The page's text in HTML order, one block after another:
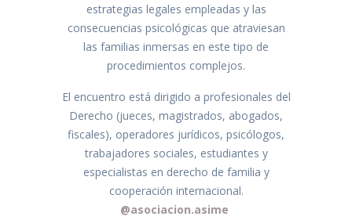
estrategias legales empleadas y las
consecuencias psicológicas que atraviesan
las familias inmersas en este tipo de
procedimientos complejos.
El encuentro está dirigido a profesionales del
Derecho (jueces, magistrados, abogados,
fiscales), operadores jurídicos, psicólogos,
trabajadores sociales, estudiantes y
especialistas en derecho de familia y
cooperación internacional.
@asociacion.asime